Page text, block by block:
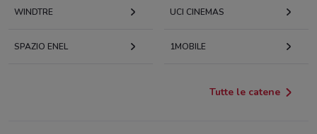
WINDTRE UCI CINEMAS
SPAZIO ENEL 1MOBILE
Tutte le catene